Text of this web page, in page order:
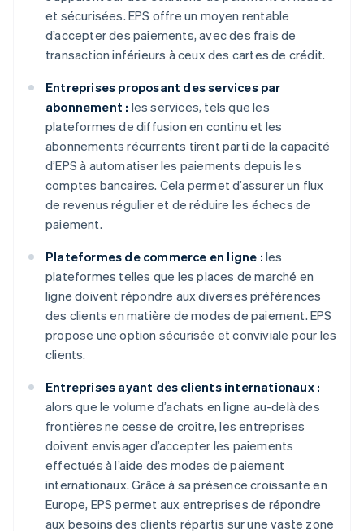
et sécurisées. EPS offre un moyen rentable
d’accepter des paiements, avec des frais de
transaction inférieurs à ceux des cartes de crédit.
Entreprises proposant des services par
abonnement : les services, tels que les
plateformes de diffusion en continu et les
abonnements récurrents tirent parti de la capacité
d’EPS à automatiser les paiements depuis les
comptes bancaires. Cela permet d’assurer un flux
de revenus régulier et de réduire les échecs de
paiement.
Plateformes de commerce en ligne : les
plateformes telles que les places de marché en
ligne doivent répondre aux diverses préférences
des clients en matière de modes de paiement. EPS
propose une option sécurisée et conviviale pour les
clients.
Entreprises ayant des clients internationaux :
alors que le volume d’achats en ligne au-delà des
frontières ne cesse de croître, les entreprises
doivent envisager d’accepter les paiements
effectués à l’aide des modes de paiement
internationaux. Grâce à sa présence croissante en
Europe, EPS permet aux entreprises de répondre
aux besoins des clients répartis sur une vaste zone